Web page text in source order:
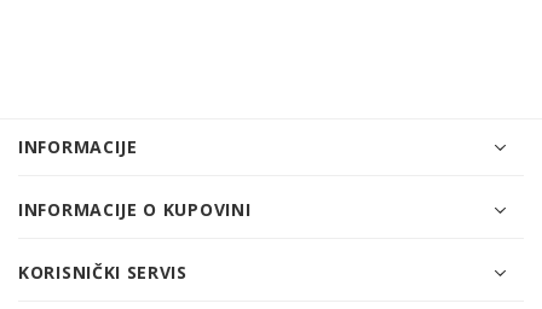
INFORMACIJE
INFORMACIJE O KUPOVINI
KORISNIČKI SERVIS